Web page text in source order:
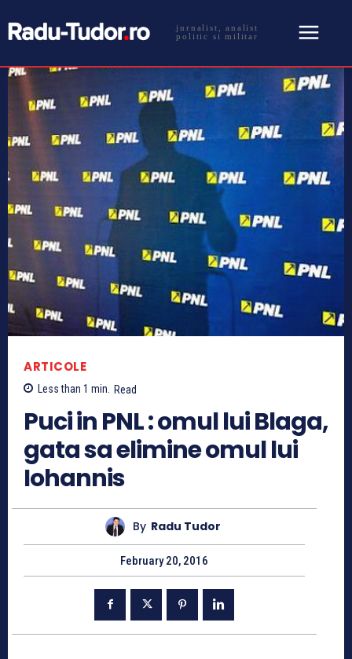
jurnalist, analist
politic si militar
ARTICOLE
Less than 1 min. Read
Puci in PNL : omul lui Blaga,
gata sa elimine omul lui
Iohannis
By Radu Tudor
February 20, 2016